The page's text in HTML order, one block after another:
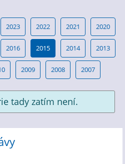
2023 2022 2021 2020
2016 2015 2014 2013
2009 2008 2007
tady zatím není.